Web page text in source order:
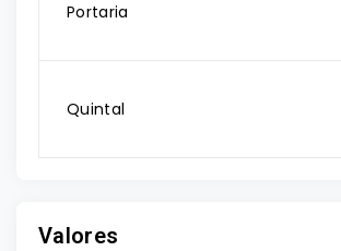
Portaria
Quintal
Valores